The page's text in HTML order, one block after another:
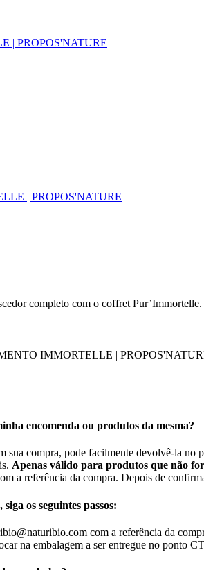
| PROPOS'NATURE
| PROPOS'NATURE
completo com o coffret
IMMORTELLE |
encomenda ou produtos da mesma?
sua compra, pode facilmente devolvê-la
Apenas válido para produtos que não
a referência da compra. Depois de
os seguintes passos:
com a referência da
na embalagem a ser entregue no ponto